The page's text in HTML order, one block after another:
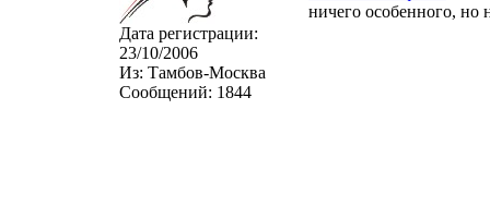
Дата регистрации:
23/10/2006
Из: Тамбов-Москва
Сообщений: 1844
ничего особенного, но